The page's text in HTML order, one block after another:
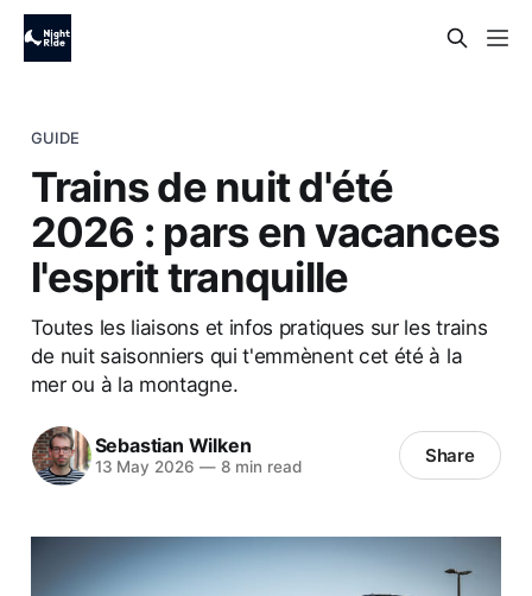
GUIDE
Trains de nuit d'été
2026 : pars en vacances
l'esprit tranquille
Toutes les liaisons et infos pratiques sur les trains
de nuit saisonniers qui t'emmènent cet été à la
mer ou à la montagne.
Sebastian Wilken
13 May 2026 —8 min read Share